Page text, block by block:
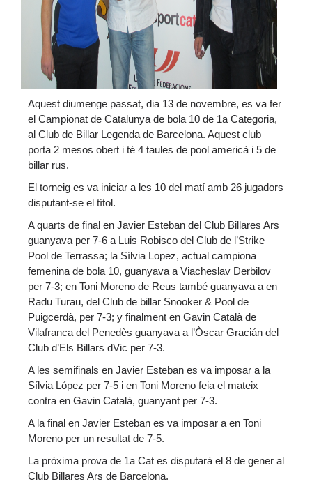
Aquest diumenge passat, dia 13 de novembre, es va fer
el Campionat de Catalunya de bola 10 de 1a Categoria,
al Club de Billar Legenda de Barcelona. Aquest club
porta 2 mesos obert i té 4 taules de pool americà i 5 de
billar rus.
El torneig es va iniciar a les 10 del matí amb 26 jugadors
disputant-se el títol.
A quarts de final en Javier Esteban del Club Billares Ars
guanyava per 7-6 a Luis Robisco del Club de l’Strike
Pool de Terrassa; la Sílvia Lopez, actual campiona
femenina de bola 10, guanyava a Viacheslav Derbilov
per 7-3; en Toni Moreno de Reus també guanyava a en
Radu Turau, del Club de billar Snooker & Pool de
Puigcerdà, per 7-3; y finalment en Gavin Català de
Vilafranca del Penedès guanyava a l’Òscar Gracián del
Club d’Els Billars dVic per 7-3.
A les semifinals en Javier Esteban es va imposar a la
Sílvia López per 7-5 i en Toni Moreno feia el mateix
contra en Gavin Català, guanyant per 7-3.
A la final en Javier Esteban es va imposar a en Toni
Moreno per un resultat de 7-5.
La pròxima prova de 1a Cat es disputarà el 8 de gener al
Club Billares Ars de Barcelona.